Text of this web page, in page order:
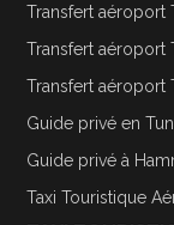
Transfert aéroport
Transfert aéroport
Transfert aéroport
Guide privé en
Guide privé à
Taxi Touristique